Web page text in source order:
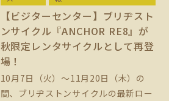
【ビジターセンター】ブリヂスト
ンサイクル『ANCHOR RE8』が
秋限定レンタサイクルとして再登
場！
10月7日（火）～11月20日（木）の
間、ブリヂストンサイクルの最新ロー